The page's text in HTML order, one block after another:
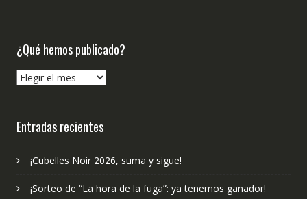
¿Qué hemos publicado?
¿Qué
Entradas recientes
¡Cubelles Noir 2026, suma y sigue!
¡Sorteo de “La hora de la fuga”: ya tenemos ganador!